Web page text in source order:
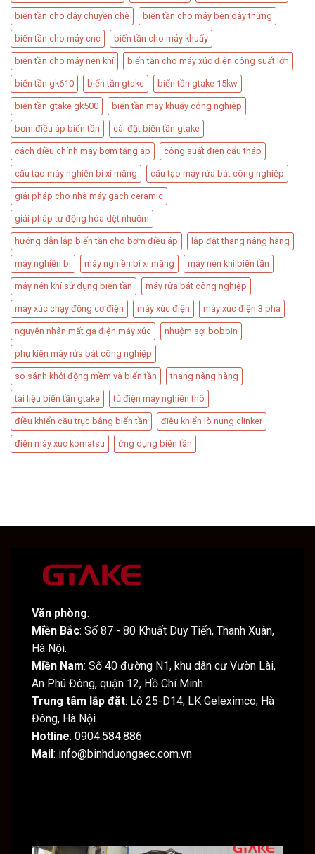
biến tần cho dây chuyền chè biến tần cho máy bện dây thừng
biến tần cho máy cnc biến tần cho máy khuấy
biến tần cho máy nén khí biến tần cho máy xúc điện công suất lớn
biến tần gk610 biến tần gtake biến tần gtake 15kw
biến tần gtake gk500 biến tần máy khuấy công nghiệp
bơm điều áp biến tần​ cài đặt biến tần gtake
cách điều chỉnh máy bơm tăng áp​ công suất điện cẩu tháp​
cấu tạo máy nghiền bi xi măng cấu tạo máy rửa bát công nghiệp
giải pháp cho nhà máy gạch ceramic
gỉải pháp tự động hóa dệt nhuộm
hướng dẫn lắp biến tần cho bơm điều áp lắp đặt thang nâng hàng​
máy nghiền bi máy nghiền bi xi măng máy nén khí biến tần
máy nén khí sử dụng biến tần máy rửa bát công nghiệp
máy xúc chạy động cơ điện máy xúc điện máy xúc điện 3 pha
nguyên nhân mất ga điện máy xúc nhuộm sợi bobbin
phụ kiện máy rửa bát công nghiệp
so sánh khởi động mềm và biến tần thang nâng hàng
tài liệu biến tần gtake tủ điện máy nghiền thô
điều khiển cầu trục bằng biến tần điều khiển lò nung clinker
điện máy xúc komatsu ứng dụng biến tần
Văn phòng:
Miền Bắc: Số 87 - 80 Khuất Duy Tiến, Thanh Xuân,
Hà Nội.
Miền Nam: Số 40 đường N1, khu dân cư Vườn Lài,
An Phú Đông, quận 12, Hồ Chí Minh.
Trung tâm lắp đặt: Lô 25-D14, LK Geleximco, Hà
Đông, Hà Nội.
Hotline: 0904.584.886
Mail: info@binhduongaec.com.vn